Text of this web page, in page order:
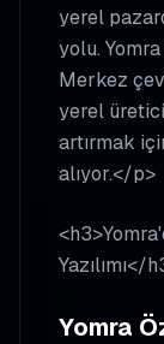
yerel
yolu.
Merkez
yerel
artırmak
alıyor.</p>
Yazılımı</
Yomra